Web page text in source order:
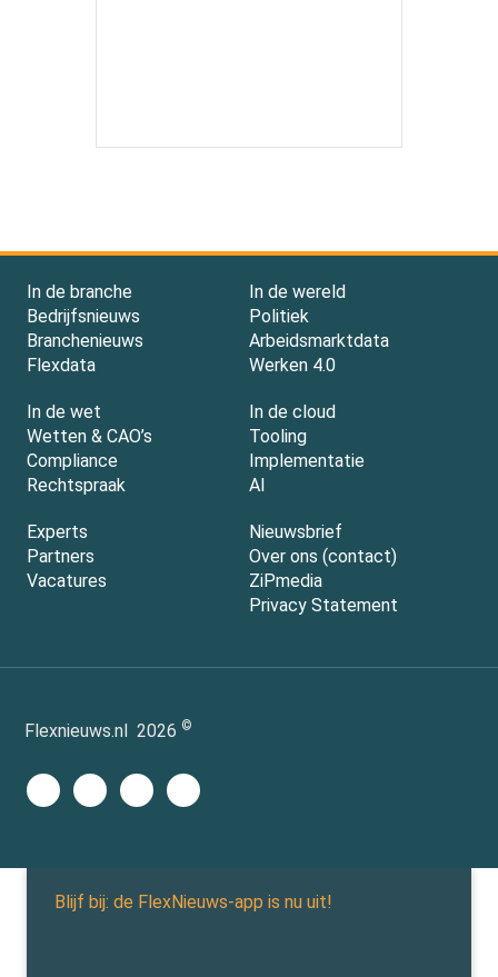
In de branche
Bedrijfsnieuws
Branchenieuws
Flexdata
In de wereld
Politiek
Arbeidsmarktdata
Werken 4.0
In de wet
Wetten & CAO’s
Compliance
Rechtspraak
In de cloud
Tooling
Implementatie
AI
Experts
Partners
Vacatures
Nieuwsbrief
Over ons (contact)
ZiPmedia
Privacy Statement
Flexnieuws.nl 2026 ©
Blijf bij: de FlexNieuws-app is nu uit!